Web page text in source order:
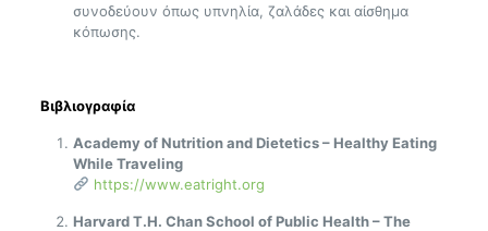
συνοδεύουν όπως υπνηλία, ζαλάδες και αίσθημα
κόπωσης.
Βιβλιογραφία
Academy of Nutrition and Dietetics – Healthy Eating
While Traveling
https://www.eatright.org
Harvard T.H. Chan School of Public Health – The